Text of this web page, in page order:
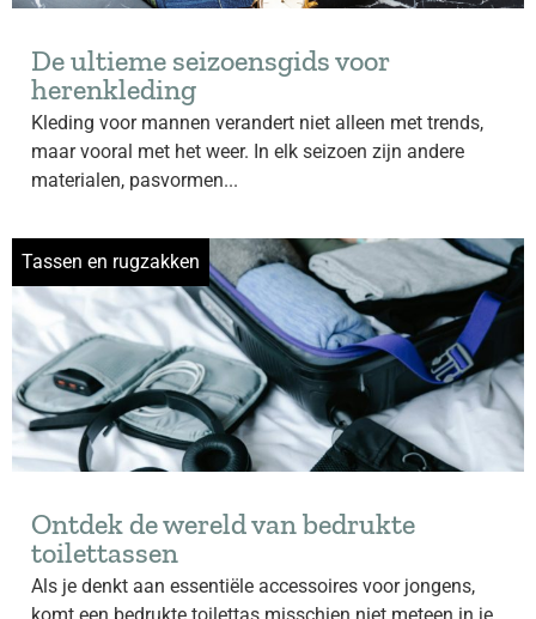
De ultieme seizoensgids voor
herenkleding
Kleding voor mannen verandert niet alleen met trends,
maar vooral met het weer. In elk seizoen zijn andere
materialen, pasvormen...
Tassen en rugzakken
Ontdek de wereld van bedrukte
toilettassen
Als je denkt aan essentiële accessoires voor jongens,